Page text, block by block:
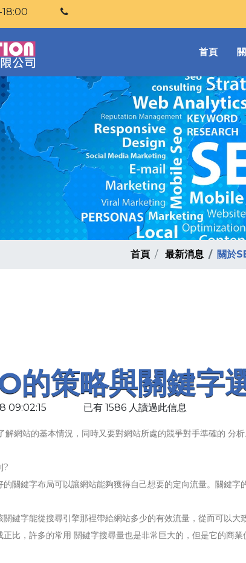
首頁
首頁 最新消息 關於
的策略與關鍵字
09:02:15 已有 1586 人讀過此信息
解網站的基本情況，同時又要對網站所處的競爭對手準確的 分析
?
關鍵字布局可以讓網站能夠獲得自己想要的定向流量。關鍵字
鍵字能從搜尋引擎那裡帶給網站多少的有效流量，從而可以大
比，許多的常用 關鍵字搜尋量也是非常巨大的，但是它的商業